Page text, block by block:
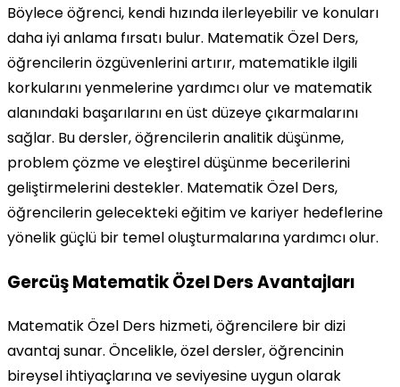
Böylece öğrenci, kendi hızında ilerleyebilir ve konuları
daha iyi anlama fırsatı bulur. Matematik Özel Ders,
öğrencilerin özgüvenlerini artırır, matematikle ilgili
korkularını yenmelerine yardımcı olur ve matematik
alanındaki başarılarını en üst düzeye çıkarmalarını
sağlar. Bu dersler, öğrencilerin analitik düşünme,
problem çözme ve eleştirel düşünme becerilerini
geliştirmelerini destekler. Matematik Özel Ders,
öğrencilerin gelecekteki eğitim ve kariyer hedeflerine
yönelik güçlü bir temel oluşturmalarına yardımcı olur.
Gercüş Matematik Özel Ders Avantajları
Matematik Özel Ders hizmeti, öğrencilere bir dizi
avantaj sunar. Öncelikle, özel dersler, öğrencinin
bireysel ihtiyaçlarına ve seviyesine uygun olarak